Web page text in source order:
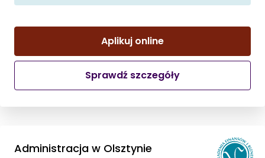
Aplikuj online
Sprawdź szczegóły
Administracja w Olsztynie